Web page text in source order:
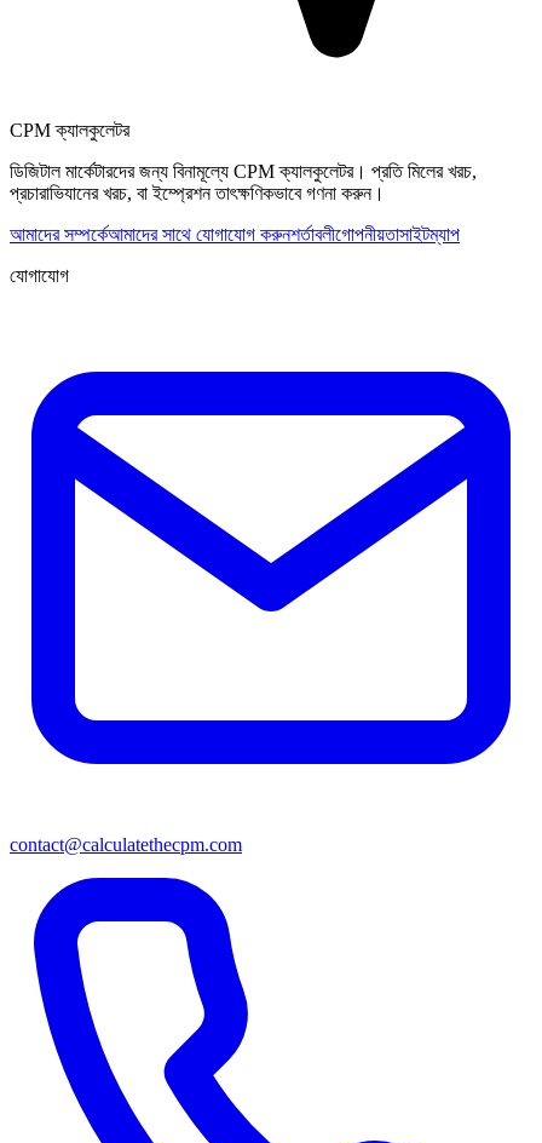
CPM ক্যালকুলেটর
ডিজিটাল মার্কেটারদের জন্য বিনামূল্যে CPM ক্যালকুলেটর। প্রতি মিলের খরচ,
প্রচারাভিযানের খরচ, বা ইম্প্রেশন তাৎক্ষণিকভাবে গণনা করুন।
আমাদের সম্পর্কেআমাদের সাথে যোগাযোগ করুনশর্তাবলীগোপনীয়তাসাইটম্যাপ
যোগাযোগ
contact@calculatethecpm.com